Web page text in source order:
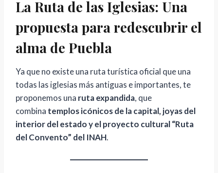
La Ruta de las Iglesias: Una
propuesta para redescubrir el
alma de Puebla
Ya que no existe una ruta turística oficial que una
todas las iglesias más antiguas e importantes, te
proponemos una ruta expandida, que
combina templos icónicos de la capital, joyas del
interior del estado y el proyecto cultural “Ruta
del Convento” del INAH.